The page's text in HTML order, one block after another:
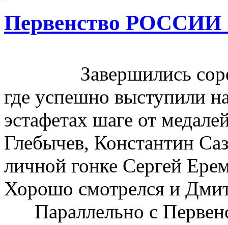
Первенство РОССИИ
Завершились
где успешно выступили
эстафетах шаге от
Глебычев, Константин
личной гонке Сергей
Хорошо смотрелся и
Параллельно с